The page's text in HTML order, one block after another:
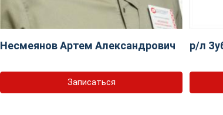
Несмеянов Артем Александрович
Записаться
р/л